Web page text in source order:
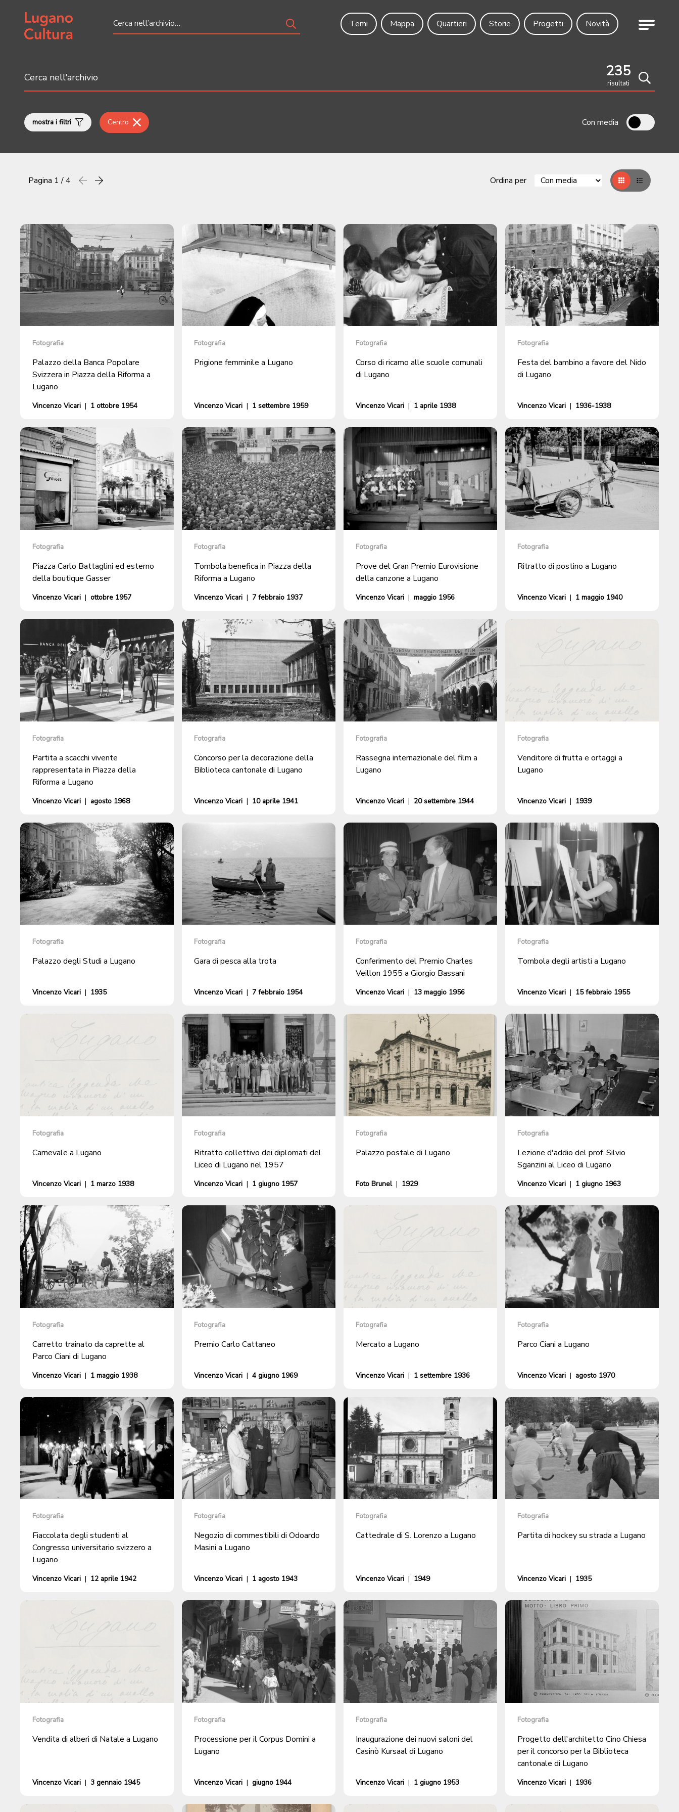
Home page
Temi
Mappa Quartieri Storie Progetti Novità Menu
235
risultati
Cerca
mostra i filtri Centro Con media
Pagina 1 / 4 Precedente
successiva Ordina per GrigliaTable
Fotografia
Palazzo della Banca Popolare
Svizzera in Piazza della Riforma a
Lugano
Vincenzo Vicari | 1 ottobre 1954
Fotografia
Prigione femminile a Lugano
Vincenzo Vicari | 1 settembre 1959
Fotografia
Corso di ricamo alle scuole comunali
di Lugano
Vincenzo Vicari | 1 aprile 1938
Fotografia
Festa del bambino a favore del Nido
di Lugano
Vincenzo Vicari | 1936-1938
Fotografia
Piazza Carlo Battaglini ed esterno
della boutique Gasser
Vincenzo Vicari | ottobre 1957
Fotografia
Tombola benefica in Piazza della
Riforma a Lugano
Vincenzo Vicari | 7 febbraio 1937
Fotografia
Prove del Gran Premio Eurovisione
della canzone a Lugano
Vincenzo Vicari | maggio 1956
Fotografia
Ritratto di postino a Lugano
Vincenzo Vicari | 1 maggio 1940
Fotografia
Partita a scacchi vivente
rappresentata in Piazza della
Riforma a Lugano
Vincenzo Vicari | agosto 1968
Fotografia
Concorso per la decorazione della
Biblioteca cantonale di Lugano
Vincenzo Vicari | 10 aprile 1941
Fotografia
Rassegna internazionale del film a
Lugano
Vincenzo Vicari | 20 settembre 1944
Fotografia
Venditore di frutta e ortaggi a
Lugano
Vincenzo Vicari | 1939
Fotografia
Palazzo degli Studi a Lugano
Vincenzo Vicari | 1935
Fotografia
Gara di pesca alla trota
Vincenzo Vicari | 7 febbraio 1954
Fotografia
Conferimento del Premio Charles
Veillon 1955 a Giorgio Bassani
Vincenzo Vicari | 13 maggio 1956
Fotografia
Tombola degli artisti a Lugano
Vincenzo Vicari | 15 febbraio 1955
Fotografia
Carnevale a Lugano
Vincenzo Vicari | 1 marzo 1938
Fotografia
Ritratto collettivo dei diplomati del
Liceo di Lugano nel 1957
Vincenzo Vicari | 1 giugno 1957
Fotografia
Palazzo postale di Lugano
Foto Brunel | 1929
Fotografia
Lezione d'addio del prof. Silvio
Sganzini al Liceo di Lugano
Vincenzo Vicari | 1 giugno 1963
Fotografia
Carretto trainato da caprette al
Parco Ciani di Lugano
Vincenzo Vicari | 1 maggio 1938
Fotografia
Premio Carlo Cattaneo
Vincenzo Vicari | 4 giugno 1969
Fotografia
Mercato a Lugano
Vincenzo Vicari | 1 settembre 1936
Fotografia
Parco Ciani a Lugano
Vincenzo Vicari | agosto 1970
Fotografia
Fiaccolata degli studenti al
Congresso universitario svizzero a
Lugano
Vincenzo Vicari | 12 aprile 1942
Fotografia
Negozio di commestibili di Odoardo
Masini a Lugano
Vincenzo Vicari | 1 agosto 1943
Fotografia
Cattedrale di S. Lorenzo a Lugano
Vincenzo Vicari | 1949
Fotografia
Partita di hockey su strada a Lugano
Vincenzo Vicari | 1935
Fotografia
Vendita di alberi di Natale a Lugano
Vincenzo Vicari | 3 gennaio 1945
Fotografia
Processione per il Corpus Domini a
Lugano
Vincenzo Vicari | giugno 1944
Fotografia
Inaugurazione dei nuovi saloni del
Casinò Kursaal di Lugano
Vincenzo Vicari | 1 giugno 1953
Fotografia
Progetto dell'architetto Cino Chiesa
per il concorso per la Biblioteca
cantonale di Lugano
Vincenzo Vicari | 1936